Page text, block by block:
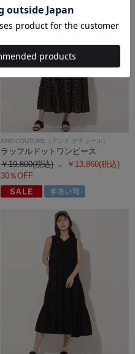
AND COUTURE（アンド クチュール）
ラッフルドットワンピース
￥19,800(税込)
￥13,860(税込)
30％OFF